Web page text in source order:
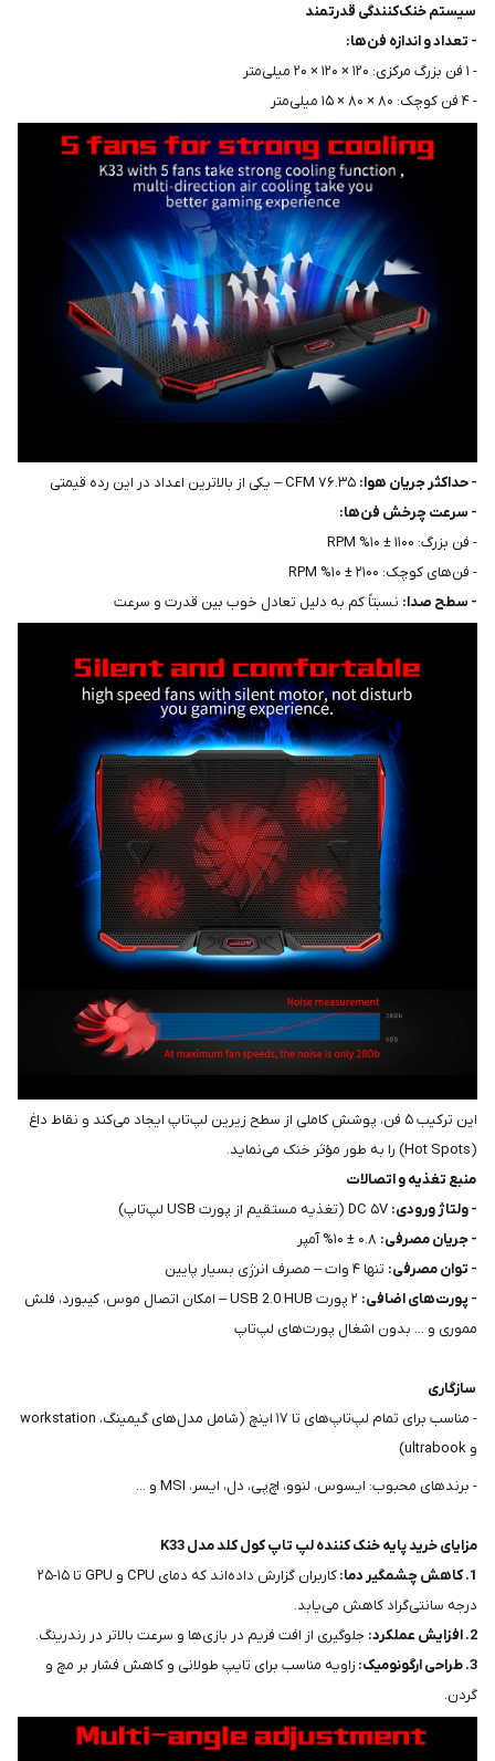
سیستم خنک‌کنندگی قدرتمند
- تعداد و اندازه فن‌ها:
- ۱ فن بزرگ مرکزی: ۱۲۰ × ۱۲۰ × ۲۰ میلی‌متر
- ۴ فن کوچک: ۸۰ × ۸۰ × ۱۵ میلی‌متر
- حداکثر جریان هوا:
- سرعت چرخش فن‌ها:
- فن بزرگ: ۱۱۰۰ ± ۱۰% RPM
- فن‌های کوچک: ۲۱۰۰ ± ۱۰% RPM
- سطح صدا: نسبتاً کم به دلیل تعادل خوب بین قدرت و سرعت
این ترکیب ۵ فن، پوشش کاملی از سطح زیرین لپ‌تاپ ایجاد می‌کند و نقاط داغ
(Hot Spots) را به طور مؤثر خنک می‌نماید.
منبع تغذیه و اتصالات
- ولتاژ ورودی:
- جریان مصرفی:
- توان مصرفی: تنها ۴ وات – مصرف انرژی بسیار پایین
- پورت‌های اضافی:
۲ پورت USB 2.0 HUB – امکان اتصال موس، کیبورد، فلش
مموری و ... بدون اشغال پورت‌های لپ‌تاپ
سازگاری
- مناسب برای تمام لپ‌تاپ‌های تا ۱۷ اینچ (شامل مدل‌های گیمینگ، workstation
و ultrabook)
- برندهای محبوب: ایسوس، لنوو، اچ‌پی، دل، ایسر، MSI و ...
مزایای خرید پایه خنک کننده لپ تاپ کول کلد مدل K33
1. کاهش چشمگیر دما:
کاربران گزارش داده‌اند که دمای CPU و GPU تا ۱۵-۲۵
درجه سانتی‌گراد کاهش می‌یابد.
2. افزایش عملکرد:
جلوگیری از افت فریم در بازی‌ها و سرعت بالاتر در رندرینگ.
3. طراحی ارگونومیک:
زاویه مناسب برای تایپ طولانی و کاهش فشار بر مچ و
گردن.